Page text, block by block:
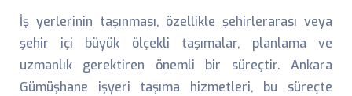
İş yerlerinin taşınması, özellikle şehirlerarası veya
şehir içi büyük ölçekli taşımalar, planlama ve
uzmanlık gerektiren önemli bir süreçtir. Ankara
Gümüşhane işyeri taşıma hizmetleri, bu süreçte